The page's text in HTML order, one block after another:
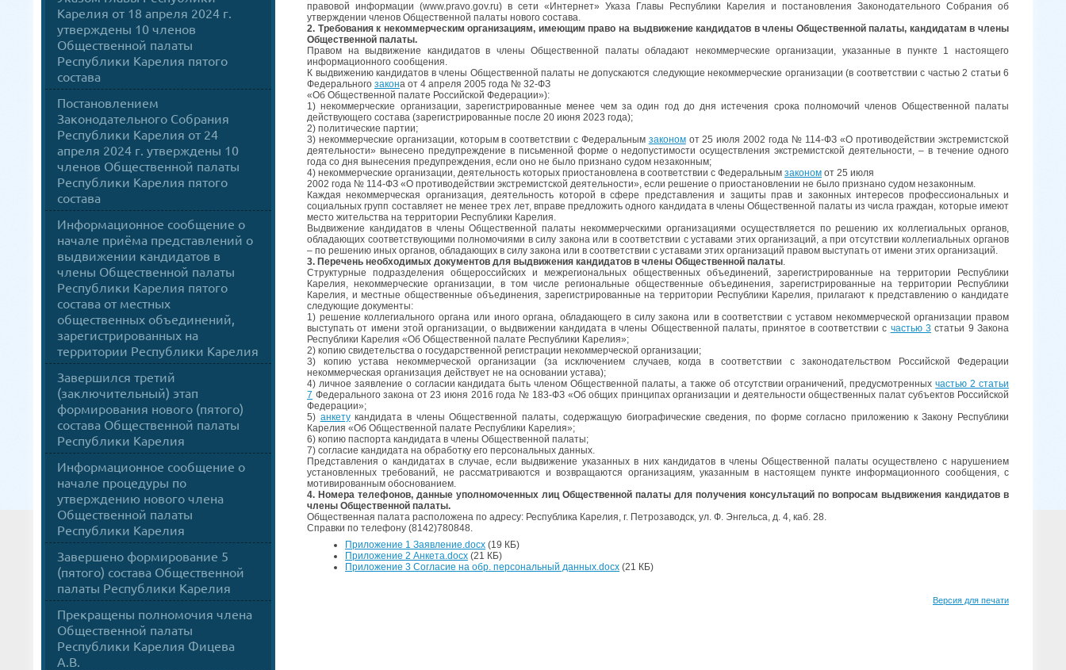
Карелия от 18 апреля 2024 г.
утверждены 10 членов
Общественной палаты
Республики Карелия пятого
состава
Постановлением
Законодательного Собрания
Республики Карелия от 24
апреля 2024 г. утверждены 10
членов Общественной палаты
Республики Карелия пятого
состава
Информационное сообщение о
начале приёма представлений о
выдвижении кандидатов в
члены Общественной палаты
Республики Карелия пятого
состава от местных
общественных объединений,
зарегистрированных на
территории Республики Карелия
Завершился третий
(заключительный) этап
формирования нового (пятого)
состава Общественной палаты
Республики Карелия
Информационное сообщение о
начале процедуры по
утверждению нового члена
Общественной палаты
Республики Карелия
Завершено формирование 5
(пятого) состава Общественной
палаты Республики Карелия
Прекращены полномочия члена
Общественной палаты
Республики Карелия Фицева
А.В.
правовой информации (www.pravo.gov.ru) в сети «Интернет» Указа Главы Республики Карелия и постановления Законодательного Собрания об
утверждении членов Общественной палаты нового состава.
2. Требования к некоммерческим организациям, имеющим право на выдвижение кандидатов в члены Общественной палаты, кандидатам в члены
Общественной палаты.
Правом на выдвижение кандидатов в члены Общественной палаты обладают некоммерческие организации, указанные в пункте 1 настоящего
информационного сообщения.
К выдвижению кандидатов в члены Общественной палаты не допускаются следующие некоммерческие организации (в соответствии с частью 2 статьи 6
Федерального закона от 4 апреля 2005 года № 32-ФЗ
«Об Общественной палате Российской Федерации»):
1) некоммерческие организации, зарегистрированные менее чем за один год до дня истечения срока полномочий членов Общественной палаты
действующего состава (зарегистрированные после 20 июня 2023 года);
2) политические партии;
3) некоммерческие организации, которым в соответствии с Федеральным закономот 25 июля 2002 года № 114-ФЗ «О противодействии экстремистской
деятельности» вынесено предупреждение в письменной форме о недопустимости осуществления экстремистской деятельности, – в течение одного
года со дня вынесения предупреждения, если оно не было признано судом незаконным;
4) некоммерческие организации, деятельность которых приостановлена в соответствии с Федеральным законом от 25 июля
2002 года № 114-ФЗ «О противодействии экстремистской деятельности», если решение о приостановлении не было признано судом незаконным.
Каждая некоммерческая организация, деятельность которой в сфере представления и защиты прав и законных интересов профессиональных и
социальных групп составляет не менее трех лет, вправе предложить одного кандидата в члены Общественной палаты из числа граждан, которые имеют
место жительства на территории Республики Карелия.
Выдвижение кандидатов в члены Общественной палаты некоммерческими организациями осуществляется по решению их коллегиальных органов,
обладающих соответствующими полномочиями в силу закона или в соответствии с уставами этих организаций, а при отсутствии коллегиальных органов
– по решению иных органов, обладающих в силу закона или в соответствии с уставами этих организаций правом выступать от имени этих организаций.
3. Перечень необходимых документов для выдвижения кандидатов в члены Общественной палаты.
Структурные подразделения общероссийских и межрегиональных общественных объединений, зарегистрированные на территории Республики
Карелия, некоммерческие организации, в том числе региональные общественные объединения, зарегистрированные на территории Республики
Карелия, и местные общественные объединения, зарегистрированные на территории Республики Карелия, прилагают к представлению о кандидате
следующие документы:
1) решение коллегиального органа или иного органа, обладающего в силу закона или в соответствии с уставом некоммерческой организации правом
выступать от имени этой организации, о выдвижении кандидата в члены Общественной палаты, принятое в соответствии с частью 3 статьи 9 Закона
Республики Карелия «Об Общественной палате Республики Карелия»;
2) копию свидетельства о государственной регистрации некоммерческой организации;
3) копию устава некоммерческой организации (за исключением случаев, когда в соответствии с законодательством Российской Федерации
некоммерческая организация действует не на основании устава);
4) личное заявление о согласии кандидата быть членом Общественной палаты, а также об отсутствии ограничений, предусмотренныхчастью 2 статьи
7 Федерального закона от 23 июня 2016 года № 183-ФЗ «Об общих принципах организации и деятельности общественных палат субъектов Российской
Федерации»;
5) анкетукандидата в члены Общественной палаты, содержащую биографические сведения, по форме согласно приложению к Закону Республики
Карелия «Об Общественной палате Республики Карелия»;
6) копию паспорта кандидата в члены Общественной палаты;
7) согласие кандидата на обработку его персональных данных.
Представления о кандидатах в случае, если выдвижение указанных в них кандидатов в члены Общественной палаты осуществлено с нарушением
установленных требований, не рассматриваются и возвращаются организациям, указанным в настоящем пункте информационного сообщения, с
мотивированным обоснованием.
4. Номера телефонов, данные уполномоченных лиц Общественной палаты для получения консультаций по вопросам выдвижения кандидатов в
члены Общественной палаты.
Общественная палата расположена по адресу: Республика Карелия, г. Петрозаводск, ул. Ф. Энгельса, д. 4, каб. 28.
Справки по телефону (8142)780848.
Приложение 1 Заявление.docx (19 КБ)
Приложение 2 Анкета.docx (21 КБ)
Приложение 3 Согласие на обр. персональный данных.docx (21 КБ)
Версия для печати